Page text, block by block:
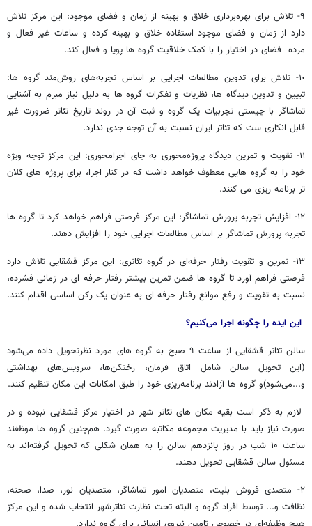
٩- تلاش برای بهره‌برداری خلاق و بهینه از زمان و فضای موجود: این مرکز تلاش
دارد از زمان و فضای موجود استفاده خلاق و بهینه کرده و ساعات غیر فعال و
مرده فضای در اختیار را با کمک خلاقیت گروه ها پویا و فعال کند.
١٠- تلاش برای تدوین مطالعات اجرایی بر اساس تجربه‌های روش‌مند گروه ها:
تبیین و تدوین دیدگاه ها، نظریات و تفکرات گروه ها به دلیل نیاز مبرم به آشنایی
تماشاگر با چیستی تجربیات یک گروه و ثبت آن در روند تاریخ تئاتر ضرورت غیر
قابل انکاری ست که تئاتر ایران نسبت به آن توجه جدی ندارد.
۱۱- تقویت و تمرین دیدگاه پروژه‌محوری به جای اجرامحوری: این مرکز توجه ویژه
خود را به گروه هایی معطوف خواهد داشت که در کنار اجرا، برای پروژه های کلان
تر برنامه ریزی می کنند.
١٢- افزایش تجربه‌ پرورش تماشاگر: این مرکز فرصتی فراهم خواهد کرد تا گروه ها
تجربه پرورش تماشاگر بر اساس مطالعات اجرایی خود را افزایش دهند.
۱۳- تمرین و تقویت رفتار حرفه‌ای در گروه تئاتری: این مرکز قشقایی تلاش دارد
فرصتی فراهم آورد تا گروه ها ضمن تمرین بیشتر رفتار حرفه ای در زمانی فشرده،
نسبت به تقویت و رفع موانع رفتار حرفه ای به عنوان یک رکن اساسی اقدام کنند.
این ایده را چگونه اجرا می‌کنیم؟
سالن تئاتر قشقایی از ساعت ۹ صبح به گروه های مورد نظرتحویل داده می‌شود
(این تحویل سالن شامل اتاق فرمان، رختکن‌ها، سرویس‌های بهداشتی
و...می‌شود)و گروه ها آزادند برنامه‌ریزی خود را طبق امکانات این مکان تنظیم کنند.
لازم به ذکر است بقیه‌ مکان های تئاتر شهر در اختیار مرکز قشقایی نبوده و در
صورت نیاز باید با مدیریت مجموعه مکاتبه صورت گیرد. هم‌چنین گروه ها موظفند
ساعت ۱۰ شب در روز پانزدهم سالن را به همان شکلی که تحویل گرفته‌اند به
مسئول سالن قشقایی تحویل دهند.
۲- متصدی فروش بلیت، متصدیان امور تماشاگر، متصدیان نور، صدا، صحنه،
نظافت و... توسط افراد گروه و البته تحت نظارت تئاترشهر انتخاب شده و این مرکز